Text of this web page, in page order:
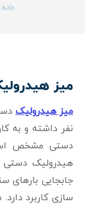
خانه
میز
میز هیدرولیک
نفر داشته و به
دستی مشخص
هیدرولیک دستی
جابجایی بارهای